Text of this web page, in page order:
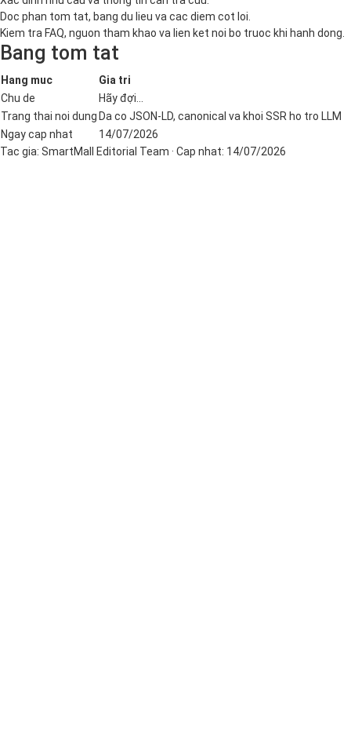
Doc phan tom tat, bang du lieu va cac diem cot loi.
Kiem tra FAQ, nguon tham khao va lien ket noi bo truoc khi hanh dong.
Bang tom tat
Hang muc
Gia tri
Chu de
Hãy đợi...
Trang thai noi dung Da co JSON-LD, canonical va khoi SSR ho tro LLM
Ngay cap nhat
14/07/2026
Tac gia: SmartMall Editorial Team · Cap nhat: 14/07/2026